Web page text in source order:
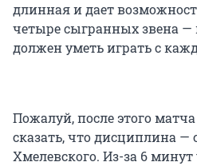
длинная и дает
четыре сыгранных звена
должен уметь играть с
Пожалуй, после этого
сказать, что дисциплина —
Хмелевского. Из-за 6